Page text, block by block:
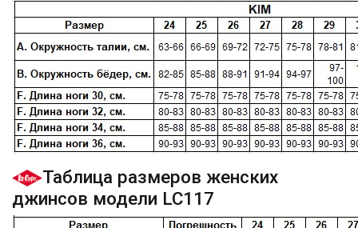
Таблица размеров женских
джинсов модели LC117